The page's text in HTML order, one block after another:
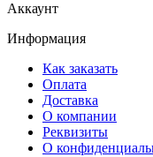
Аккаунт
Информация
Как заказать
Оплата
Доставка
О компании
Реквизиты
О